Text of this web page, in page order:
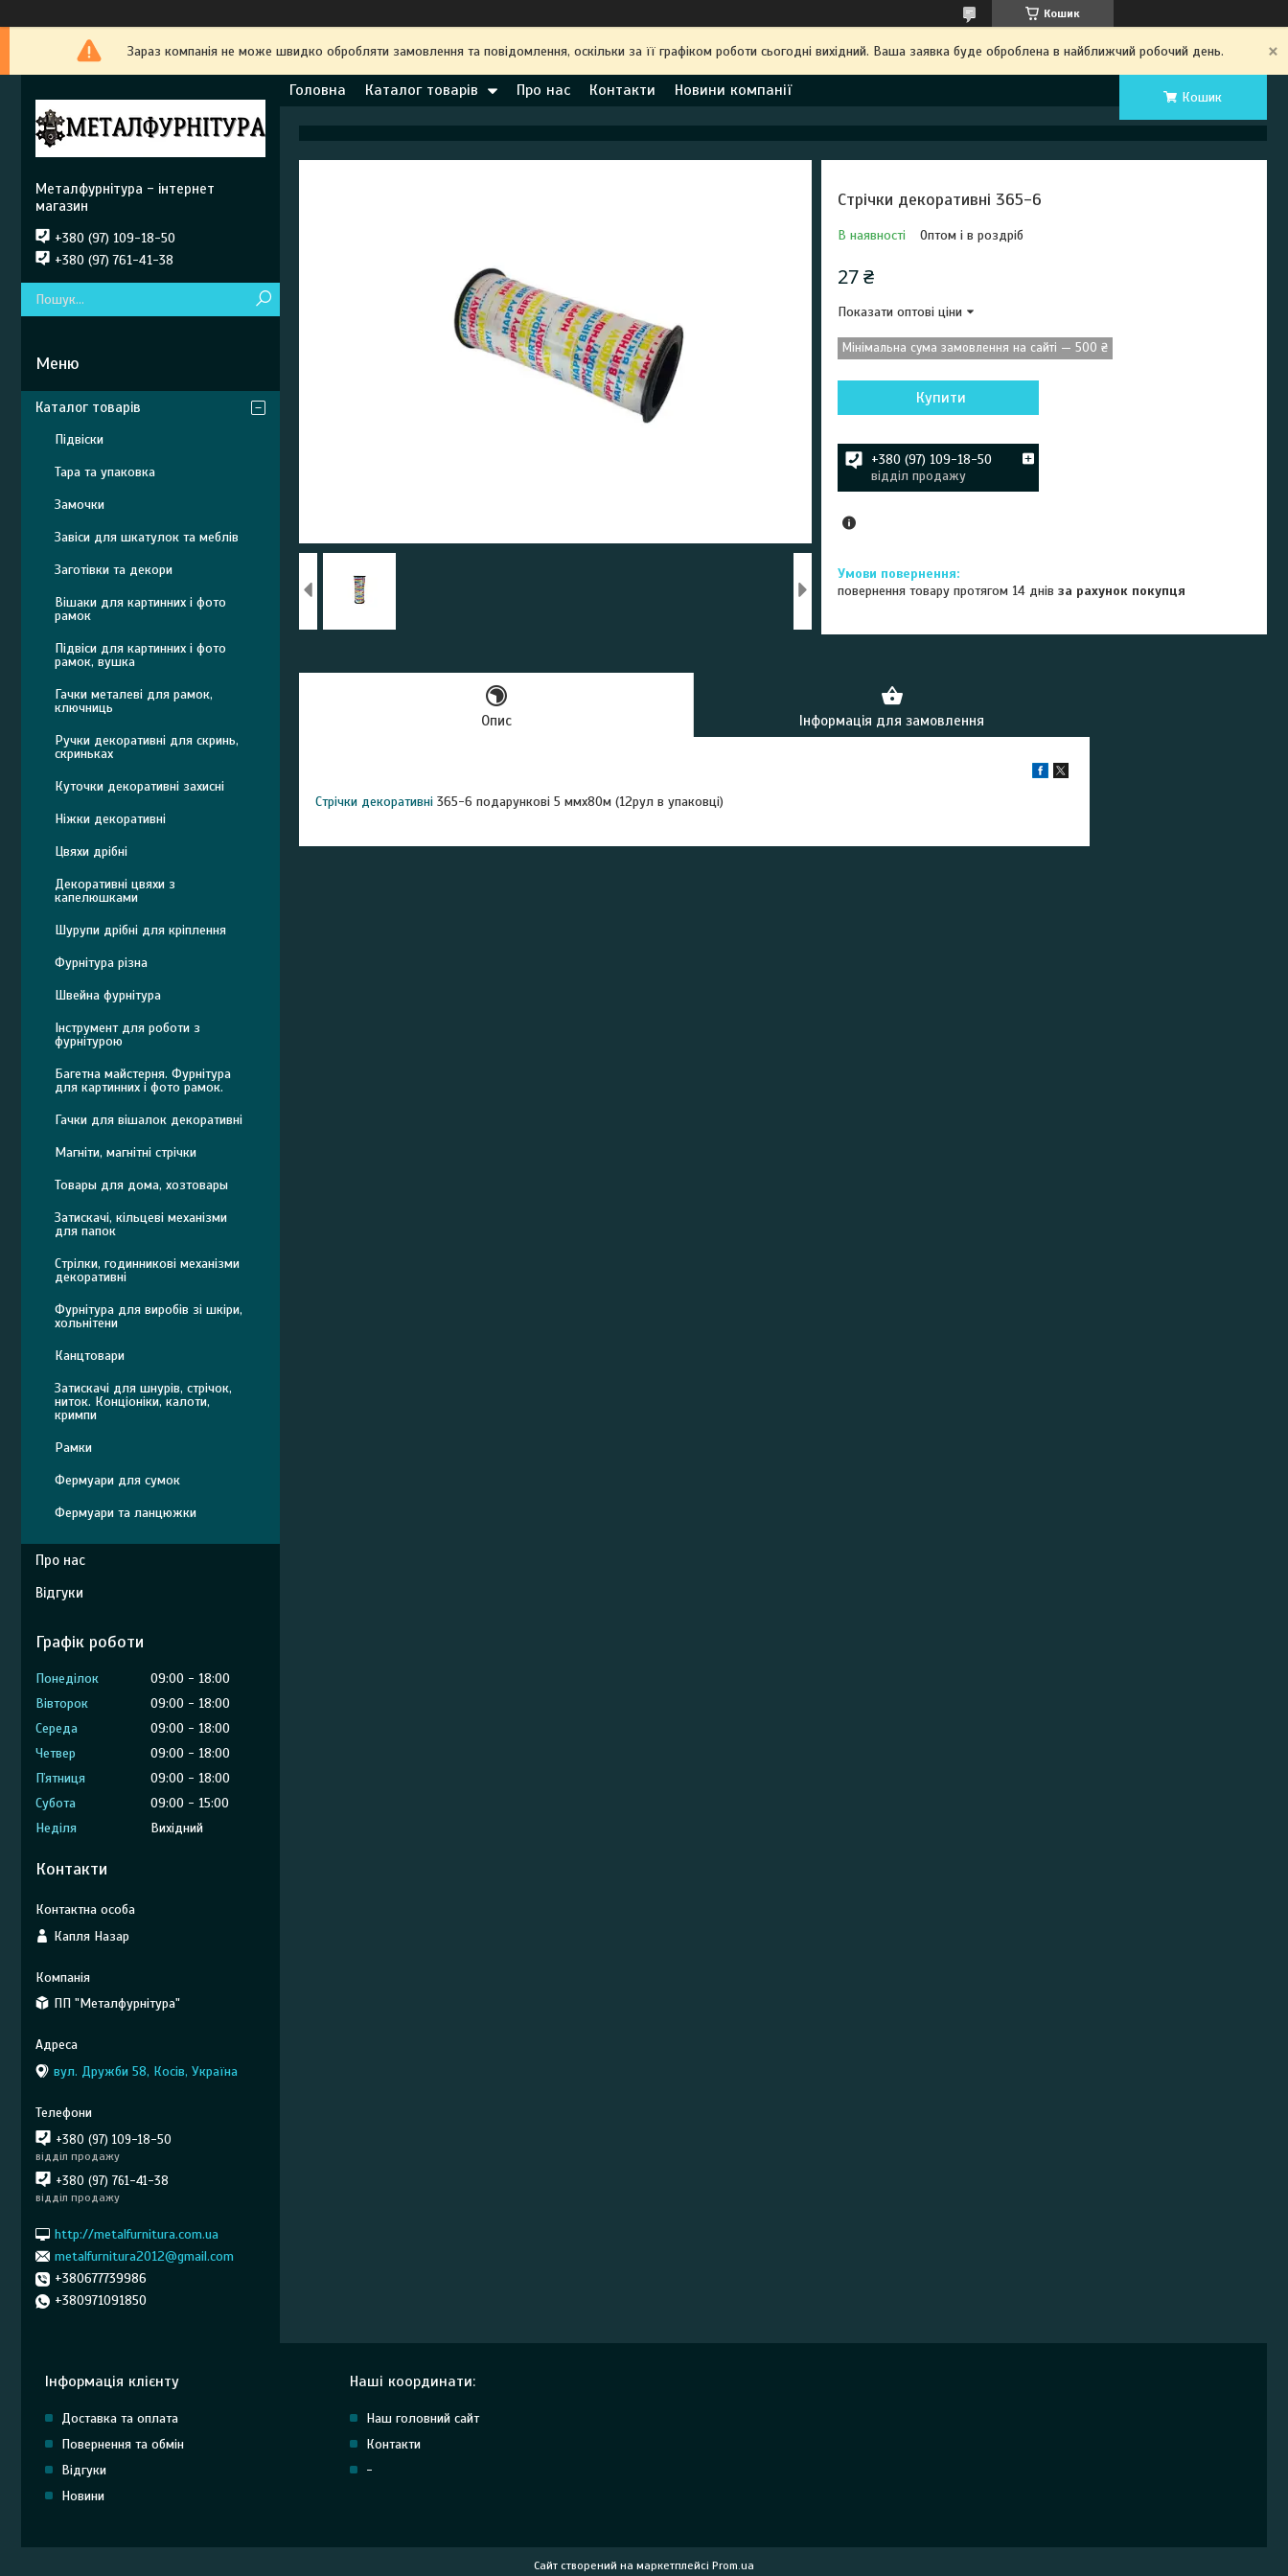
Кошик
Зараз компанія не може швидко обробляти замовлення та повідомлення, оскільки за її графіком роботи сьогодні вихідний. Ваша заявка буде оброблена в найближчий робочий день.
Головна Каталог товарів Про нас Контакти Новини компанії Кошик
Стрічки декоративні 365-6
В наявності Оптом і в роздріб
27 ₴
Показати оптові ціни
Мінімальна сума замовлення на сайті — 500 ₴
Купити
+380 (97) 109-18-50
відділ продажу
повернення товару протягом 14 днівза рахунок покупця
Опис Інформація для замовлення
Стрічки декоративні 365-6 подарункові 5 ммх80м (12рул в упаковці)
Металфурнітура - інтернет
магазин
+380 (97) 109-18-50
+380 (97) 761-41-38
Каталог товарів
Підвіски
Тара та упаковка
Замочки
Завіси для шкатулок та меблів
Заготівки та декори
Вішаки для картинних і фото
рамок
Підвіси для картинних і фото
рамок, вушка
Гачки металеві для рамок,
ключниць
Ручки декоративні для скринь,
скриньках
Куточки декоративні захисні
Ніжки декоративні
Цвяхи дрібні
Декоративні цвяхи з
капелюшками
Шурупи дрібні для кріплення
Фурнітура різна
Швейна фурнітура
Інструмент для роботи з
фурнітурою
Багетна майстерня. Фурнітура
для картинних і фото рамок.
Гачки для вішалок декоративні
Магніти, магнітні стрічки
Товары для дома, хозтовары
Затискачі, кільцеві механізми
для папок
Стрілки, годинникові механізми
декоративні
Фурнітура для виробів зі шкіри,
хольнітени
Канцтовари
Затискачі для шнурів, стрічок,
ниток. Конціоніки, калоти,
кримпи
Рамки
Фермуари для сумок
Фермуари та ланцюжки
Про нас
Відгуки
Графік роботи
Понеділок 09:00
18:00
Вівторок
09:00
18:00
Середа
09:00
18:00
Четвер
09:00
18:00
Пʼятниця
09:00
18:00
Субота
09:00
15:00
Неділя
Вихідний
Контакти
Капля Назар
ПП "Металфурнітура"
вул. Дружби 58, Косів, Україна
+380 (97) 109-18-50
відділ продажу
+380 (97) 761-41-38
відділ продажу
http://metalfurnitura.com.ua
metalfurnitura2012@gmail.com
+380677739986
+380971091850
Інформація клієнту
Доставка та оплата
Повернення та обмін
Відгуки
Новини
Наші координати:
Наш головний сайт
Контакти
-
Сайт створений на маркетплейсі Prom.ua